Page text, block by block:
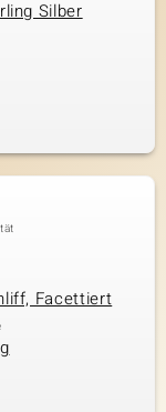
Silber
Facettiert